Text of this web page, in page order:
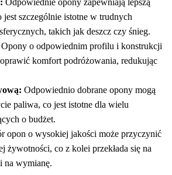
Odpowiednie opony zapewniają lepszą
jest szczególnie istotne w trudnych
takich jak deszcz czy śnieg.
Opony o odpowiednim profilu i konstrukcji
komfort podróżowania, redukując
Odpowiednio dobrane opony mogą
paliwa, co jest istotne dla wielu
o budżet.
opon o wysokiej jakości może przyczynić
żywotności, co z kolei przekłada się na
na wymianę.